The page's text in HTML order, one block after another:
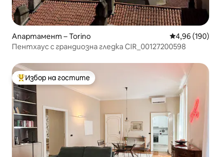
Апартамент – Torino Средна
4,96 (190)
Пентхаус с грандиозна гледка CIR_00127200598
Най-популярен избор на гостите
Избор на гостите